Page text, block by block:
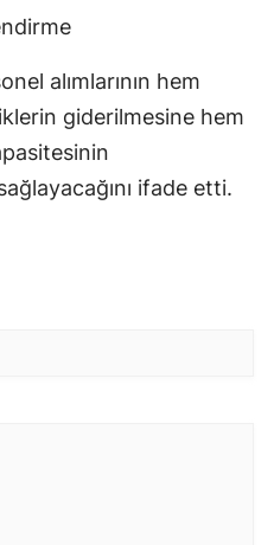
alımlarının hem
giderilmesine hem
ifade etti.